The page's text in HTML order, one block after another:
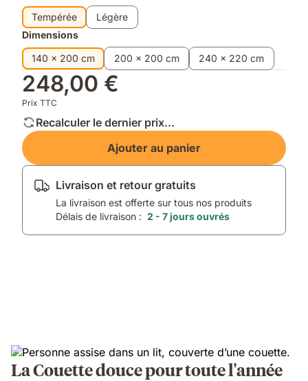
Tempérée
Légère
Dimensions
140 x 200 cm
200 x 200 cm 240 x 220 cm
248,00 €
Prix TTC
Recalculer le dernier prix...
Ajouter au panier
Livraison et retour gratuits
La livraison est offerte sur tous nos produits
Délais de livraison : 2 - 7 jours ouvrés
La Couette douce pour toute l'année